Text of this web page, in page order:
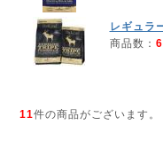
レギュラ
商品数： 6
11件の商品がございます。